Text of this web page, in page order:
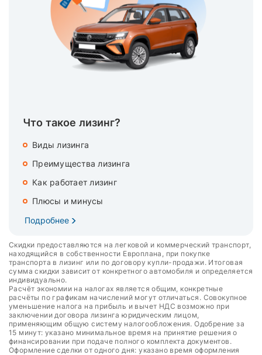
Что такое лизинг?
Виды лизинга
Преимущества лизинга
Как работает лизинг
Плюсы и минусы
Подробнее
Скидки предоставляются на легковой и коммерческий транспорт,
находящийся в собственности Европлана, при покупке
транспорта в лизинг или по договору купли-продажи. Итоговая
сумма скидки зависит от конкретного автомобиля и определяется
индивидуально.
Расчёт экономии на налогах является общим, конкретные
расчёты по графикам начислений могут отличаться. Совокупное
уменьшение налога на прибыль и вычет НДС возможно при
заключении договора лизинга юридическим лицом,
применяющим общую систему налогообложения. Одобрение за
15 минут: указано минимальное время на принятие решения о
финансировании при подаче полного комплекта документов.
Оформление сделки от одного дня: указано время оформления